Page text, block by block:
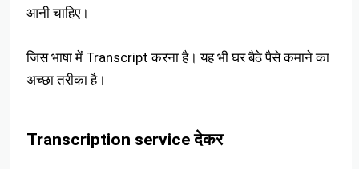
आनी चाहिए।
जिस भाषा में Transcript करना है। यह भी घर बैठे पैसे कमाने का
अच्छा तरीका है।
Transcription service देकर